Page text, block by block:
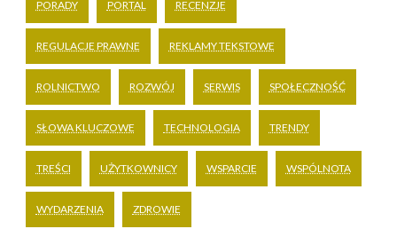
PORADY PORTAL RECENZJE
REGULACJE PRAWNE REKLAMY TEKSTOWE
ROLNICTWO ROZWÓJ SERWIS SPOŁECZNOŚĆ
SŁOWA KLUCZOWE TECHNOLOGIA TRENDY
TREŚCI UŻYTKOWNICY WSPARCIE WSPÓLNOTA
WYDARZENIA ZDROWIE